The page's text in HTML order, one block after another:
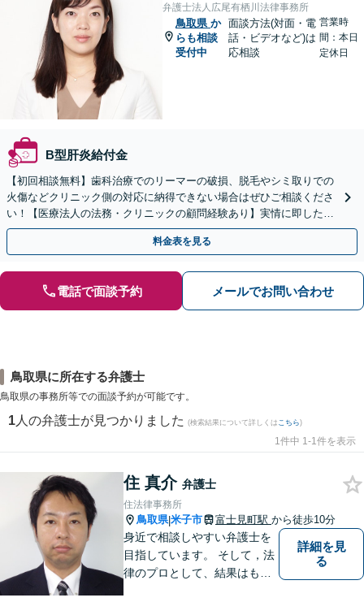
弁護士法人広尾有栖川法律事務所
鳥取県 か
らも相談
受付中
面談方法(対面・電
話・ビデオなど)は
応相談
営業時
間：本日
定休日
B型肝炎給付金
【初回相談無料】歯科治療でのリーマーの破損、脱毛やシミ取りでの
火傷などクリニック側の対応に納得できない場合はぜひご相談くださ
い！【医療法人の法務・クリニックの顧問経験あり】実情に即したア
ドバイスで、納得のできるトラブルの解決を目指します。
料金表を見る
電話で面談予約 メールでお問い合わせ
鳥取県に所在する弁護士
鳥取県の事務所等での面談予約が可能です。
1 人の弁護士が見つかりました (検索結果について詳しくは こちら)
1件中 1-1件を表示
住 真介 弁護士
住法律事務所
鳥取県|米子市 富士見町駅 から徒歩10分
身近で相談しやすい弁護士を
目指しています。 そして，法
律のプロとして、結果はもち
詳細を見
る